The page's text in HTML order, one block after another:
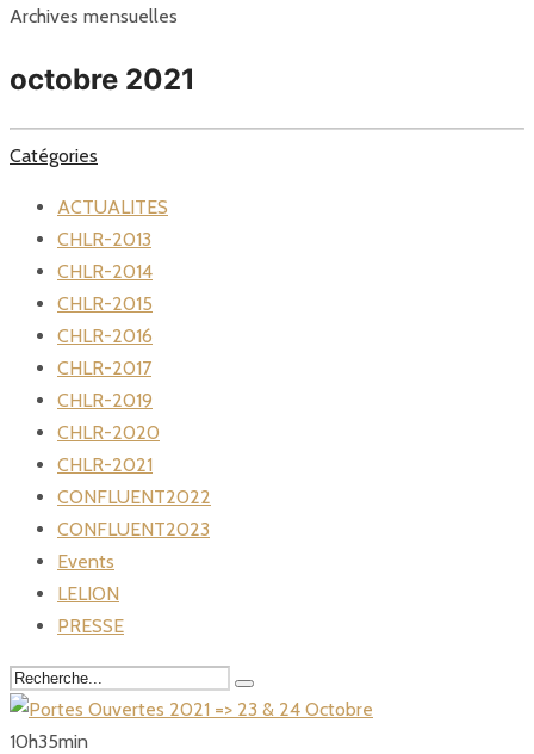
Archives mensuelles
octobre 2021
Catégories
ACTUALITES
CHLR-2013
CHLR-2014
CHLR-2015
CHLR-2016
CHLR-2017
CHLR-2019
CHLR-2020
CHLR-2021
CONFLUENT2022
CONFLUENT2023
Events
LELION
PRESSE
10h35min